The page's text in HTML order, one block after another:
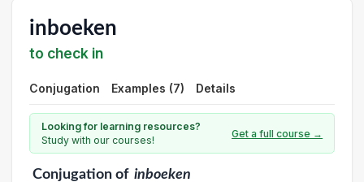
inboeken
to check in
Conjugation Examples (7) Details
Looking for learning resources?
Study with our courses!
Get a full course →
Conjugationof inboeken